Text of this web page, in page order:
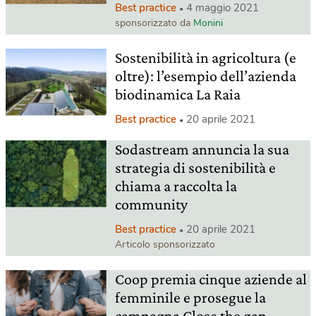
Best practice 4 maggio 2021
sponsorizzato da Monini
Sostenibilità in agricoltura (e
oltre): l’esempio dell’azienda
biodinamica La Raia
Best practice 20 aprile 2021
Sodastream annuncia la sua
strategia di sostenibilità e
chiama a raccolta la
community
Best practice 20 aprile 2021
Articolo sponsorizzato
Coop premia cinque aziende al
femminile e prosegue la